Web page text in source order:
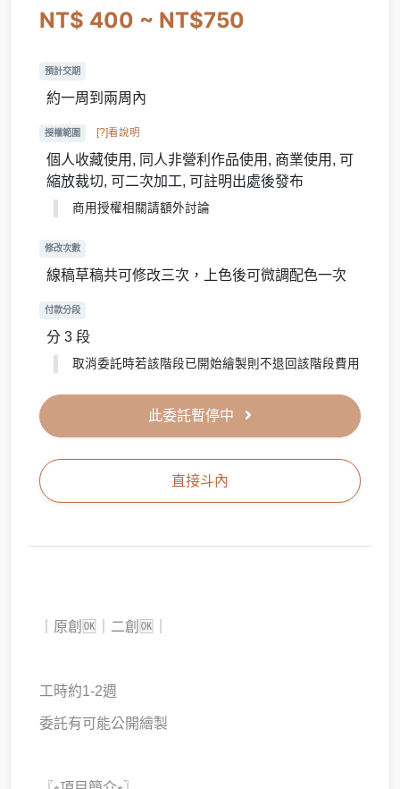
NT$ 400 ~ NT$750
預計交期
約一周到兩周內
授權範圍 [?]看說明
個人收藏使用, 同人非營利作品使用, 商業使用, 可
縮放裁切, 可二次加工, 可註明出處後發布
商用授權相關請額外討論
修改次數
線稿草稿共可修改三次，上色後可微調配色一次
付款分段
分 3 段
取消委託時若該階段已開始繪製則不退回該階段費用
此委託暫停中
直接斗內
｜原創🆗｜二創🆗｜
工時約1-2週
委託有可能公開繪製